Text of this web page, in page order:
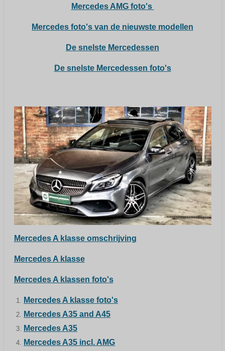
Mercedes AMG foto's
Mercedes foto's van de nieuwste modellen
De snelste Mercedessen
De snelste Mercedessen foto's
Mercedes A klasse omschrijving
Mercedes A klasse
Mercedes A klassen foto's
Mercedes A klasse foto's
Mercedes A35 and A45
Mercedes A35
Mercedes A35 incl. AMG